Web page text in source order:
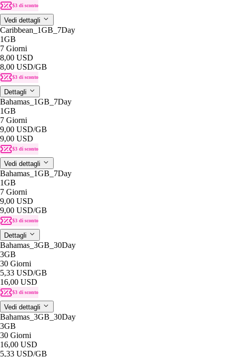
$3 di sconto
Vedi dettagli
Caribbean_1GB_7Day
1GB
7 Giorni
8,00 USD
8,00 USD/GB
$3 di sconto
Dettagli
Bahamas_1GB_7Day
1GB
7 Giorni
9,00 USD/GB
9,00 USD
$3 di sconto
Vedi dettagli
Bahamas_1GB_7Day
1GB
7 Giorni
9,00 USD
9,00 USD/GB
$3 di sconto
Dettagli
Bahamas_3GB_30Day
3GB
30 Giorni
5,33 USD/GB
16,00 USD
$3 di sconto
Vedi dettagli
Bahamas_3GB_30Day
3GB
30 Giorni
16,00 USD
5,33 USD/GB